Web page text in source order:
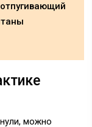
можно